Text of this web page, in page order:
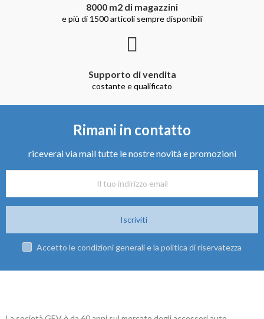
8000 m2 di magazzini
e più di 1500 articoli sempre disponibili
Supporto di vendita
costante e qualificato
Rimani in contatto
riceverai via mail tutte le nostre novità e promozioni
Iscriviti
Accetto le condizioni generali e la politica di riservatezza